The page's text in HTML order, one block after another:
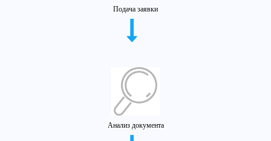
Подача заявки
Анализ документа